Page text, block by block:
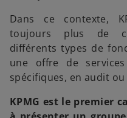
Dans ce contexte,
toujours plus de
différents types de
une offre de
spécifiques, en audit ou
KPMG est le premier